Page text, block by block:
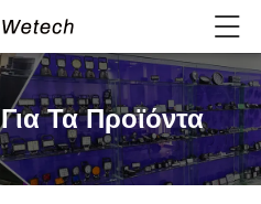
Τα Προϊόντα